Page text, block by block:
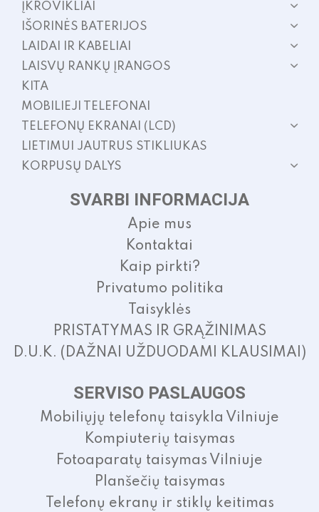
ĮKROVIKLIAI
IŠORINĖS BATERIJOS
LAIDAI IR KABELIAI
LAISVŲ RANKŲ ĮRANGOS
KITA
MOBILIEJI TELEFONAI
TELEFONŲ EKRANAI (LCD)
LIETIMUI JAUTRUS STIKLIUKAS
KORPUSŲ DALYS
SVARBI INFORMACIJA
Apie mus
Kontaktai
Kaip pirkti?
Privatumo politika
Taisyklės
PRISTATYMAS IR GRĄŽINIMAS
D.U.K. (DAŽNAI UŽDUODAMI KLAUSIMAI)
SERVISO PASLAUGOS
Mobiliųjų telefonų taisykla Vilniuje
Kompiuterių taisymas
Fotoaparatų taisymas Vilniuje
Planšečių taisymas
Telefonų ekranų ir stiklų keitimas